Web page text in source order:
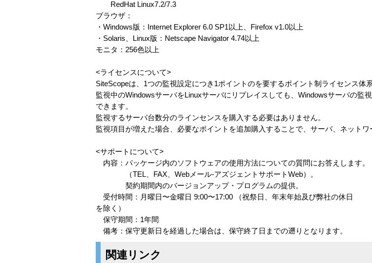
RedHat Linux7.2/7.3
ブラウザ：
・Windows版：Internet Explorer 6.0 SP1以上、Firefox v1.0以上
・Solaris、Linux版：Netscape Navigator 4.74以上
モニタ：256色以上
<ライセンスについて>
SiteScopeは、1つの監視設定につき1ポイントのを要するポイント制ライセンス体系
監視中のWindowsサーバをLinuxサーバにリプレイスしても、Windowsサーバの監
できます。
監視するサーバ台数分のラインセンスを購入する必要はありません。
監視項目が増えた場合、必要なポイントを追加購入することで、サーバ、ネットワ
<サポートについて>
内容：パッケージ内のソフトウェアの使用方法についての質問にお答えします。
（TEL、FAX、Webメール-アズジェントサポートWeb）。
契約期間内のバージョンアップ・プログラムの提供。
受付時間：月曜日〜金曜日 9:00〜17:00 （祝祭日、年末年始及び弊社の休日
を除く）
保守期間：1年間
備考：保守更新日を経過した場合は、保守終了日までの遡りとなります。
関連リンク